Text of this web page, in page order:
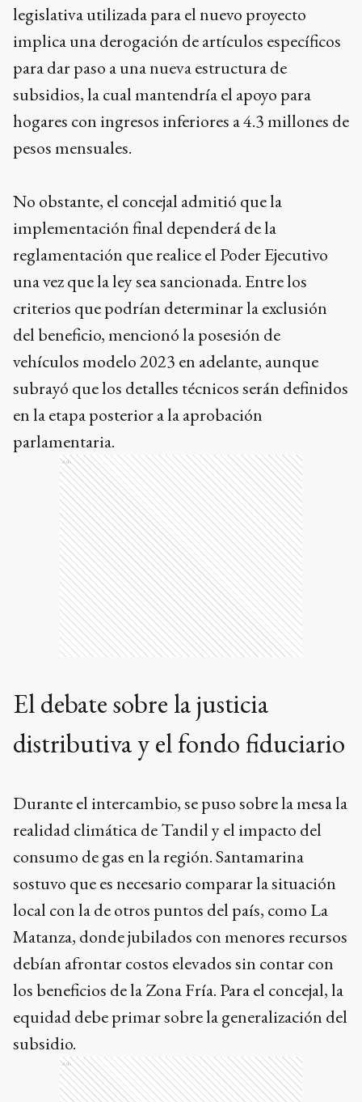
legislativa utilizada para el nuevo proyecto
implica una derogación de artículos específicos
para dar paso a una nueva estructura de
subsidios, la cual mantendría el apoyo para
hogares con ingresos inferiores a 4.3 millones de
pesos mensuales.
No obstante, el concejal admitió que la
implementación final dependerá de la
reglamentación que realice el Poder Ejecutivo
una vez que la ley sea sancionada. Entre los
criterios que podrían determinar la exclusión
del beneficio, mencionó la posesión de
vehículos modelo 2023 en adelante, aunque
subrayó que los detalles técnicos serán definidos
en la etapa posterior a la aprobación
parlamentaria.
Ads
El debate sobre la justicia
distributiva y el fondo fiduciario
Durante el intercambio, se puso sobre la mesa la
realidad climática de Tandil y el impacto del
consumo de gas en la región. Santamarina
sostuvo que es necesario comparar la situación
local con la de otros puntos del país, como La
Matanza, donde jubilados con menores recursos
debían afrontar costos elevados sin contar con
los beneficios de la Zona Fría. Para el concejal, la
equidad debe primar sobre la generalización del
subsidio.
Ads